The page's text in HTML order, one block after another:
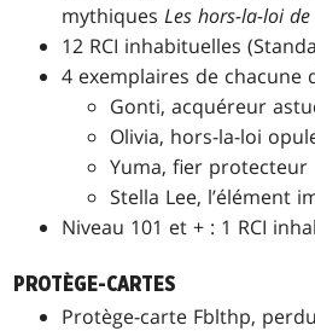
mythiquesLes hors-la-loi
12 RCI inhabituelles
4 exemplaires de chacune
Gonti, acquéreur
Olivia, hors-la-loi
Yuma, fier protecteur
Stella Lee, l’élément
Niveau 101 et + : 1 RCI
PROTÈGE-CARTES
Protège-carte Fblthp,